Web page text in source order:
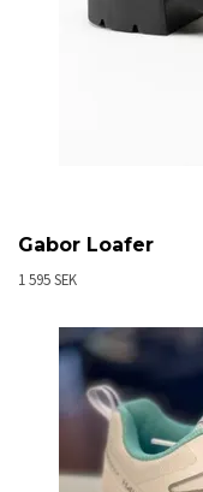
Gabor Loafer
1 595 SEK